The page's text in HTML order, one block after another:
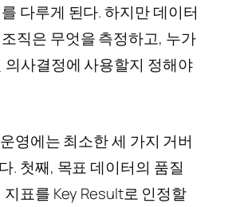
다루게 된다. 하지만 데이터
직은 무엇을 측정하고, 누가
의사결정에 사용할지 정해야
영에는 최소한 세 가지 거버
. 첫째, 목표 데이터의 품질
표를 Key Result로 인정할